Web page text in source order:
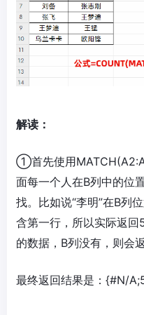
解读：
①首先使用
面每一个人在B列中的位
找。比如说“李明”在B列
含第一行，所以实际返
的数据，B列没有，则会
最终返回结果是：{#N/